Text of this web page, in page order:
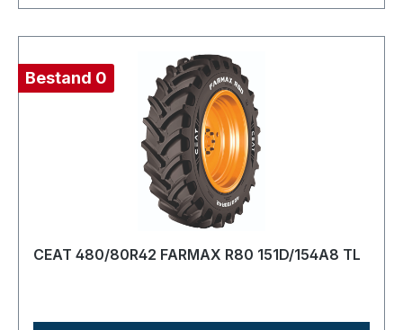
Bestand 0
CEAT 480/80R42 FARMAX R80 151D/154A8 TL